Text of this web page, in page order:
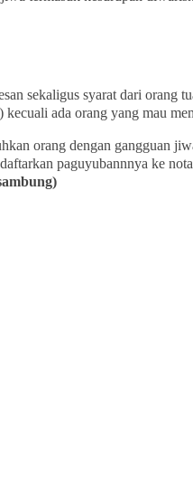
sekaligus syarat dari orang
kecuali ada orang yang mau
orang dengan gangguan
paguyubannnya ke